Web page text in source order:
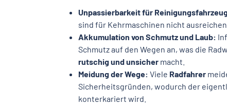
Unpassierbarkeit für
sind für Kehrmaschinen nicht
Akkumulation von Schmutz und Laub:
Schmutz auf den Wegen an, was die
rutschig und unsicher macht.
Meidung der Wege: Viele Radfahrer
Sicherheitsgründen, wodurch der
konterkariert wird.